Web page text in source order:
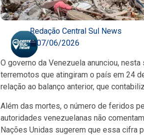
Redação Central Sul News
07/06/2026
O governo da Venezuela anunciou,
terremotos que atingiram o país em 24
relação ao balanço anterior, que
Além das mortes, o número de feridos
autoridades venezuelanas não
Nações Unidas sugerem que essa cifra